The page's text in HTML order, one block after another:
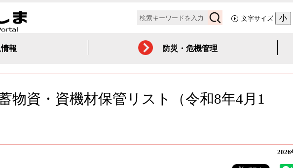
検
索
文字サイズ 小
報 防災・危機管理
物資・資機材保管リスト（令和8年4月1
2026